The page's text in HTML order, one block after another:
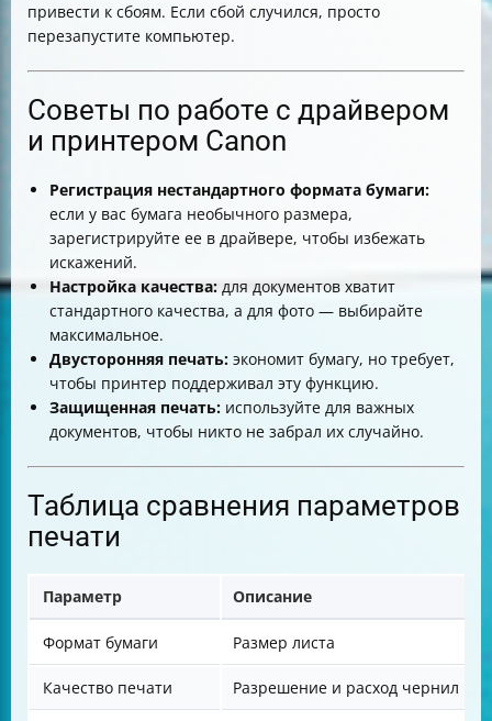
привести к сбоям. Если сбой случился, просто
перезапустите компьютер.
Советы по работе с драйвером
и принтером Canon
Регистрация нестандартного формата бумаги:
если у вас бумага необычного размера,
зарегистрируйте ее в драйвере, чтобы избежать
искажений.
Настройка качества: для документов хватит
стандартного качества, а для фото — выбирайте
максимальное.
Двусторонняя печать: экономит бумагу, но требует,
чтобы принтер поддерживал эту функцию.
Защищенная печать: используйте для важных
документов, чтобы никто не забрал их случайно.
Таблица сравнения параметров
печати
Параметр Описание
Формат бумаги Размер листа
Качество печати Разрешение и расход чернил